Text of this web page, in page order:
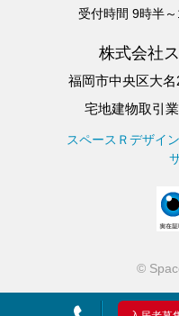
受付時間 9時半
株式会社
福岡市中央区大
宅地建物取引
スペースＲデザイ
©